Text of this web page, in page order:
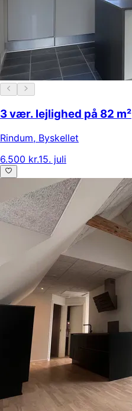
3 vær. lejlighed på 82 m²
Rindum, Byskellet
6.500 kr.15. juli